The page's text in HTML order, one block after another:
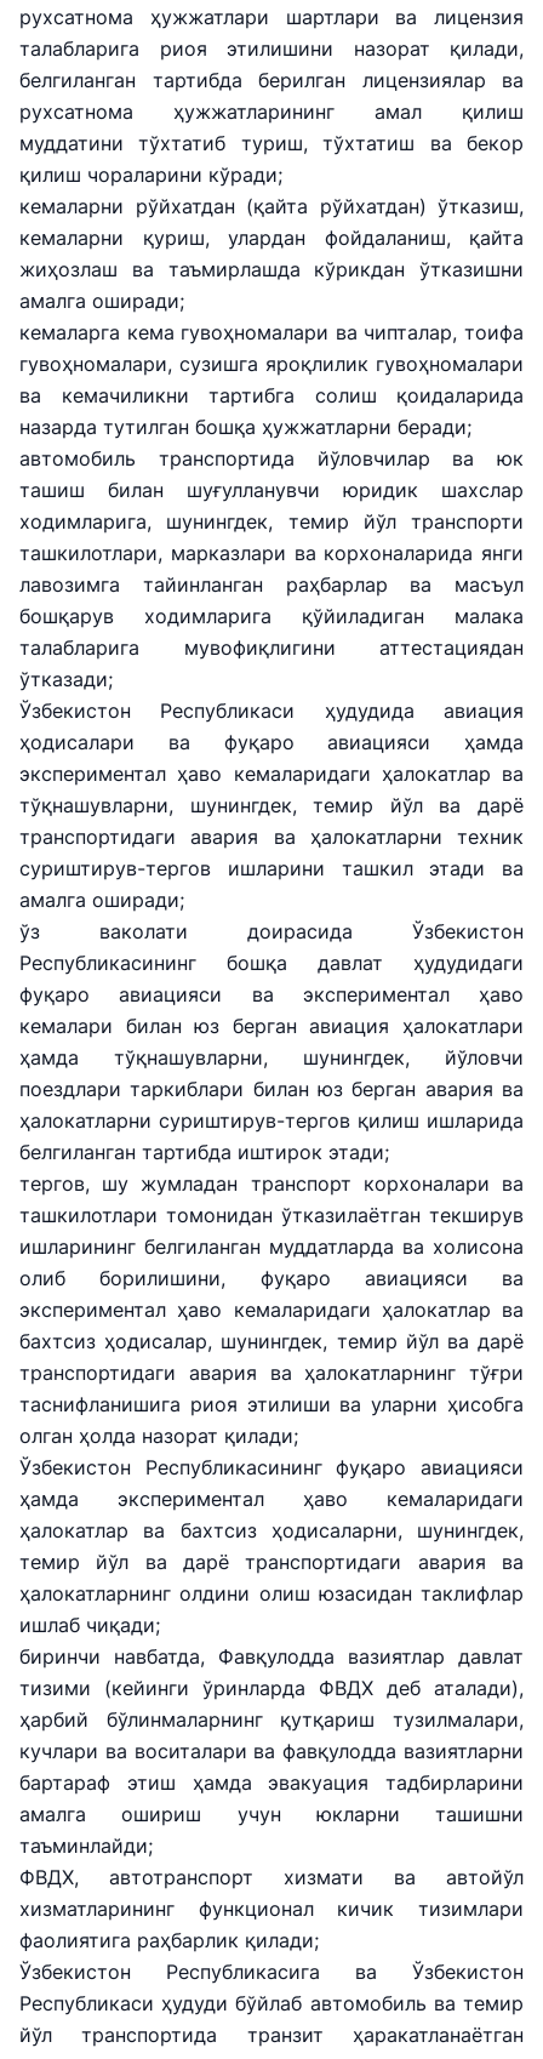
рухсатнома ҳужжатлари шартлари ва лицензия
талабларига риоя этилишини назорат қилади,
белгиланган тартибда берилган лицензиялар ва
рухсатнома ҳужжатларининг амал қилиш
муддатини тўхтатиб туриш, тўхтатиш ва бекор
қилиш чораларини кўради;
кемаларни рўйхатдан (қайта рўйхатдан) ўтказиш,
кемаларни қуриш, улардан фойдаланиш, қайта
жиҳозлаш ва таъмирлашда кўрикдан ўтказишни
амалга оширади;
кемаларга кема гувоҳномалари ва чипталар, тоифа
гувоҳномалари, сузишга яроқлилик гувоҳномалари
ва кемачиликни тартибга солиш қоидаларида
назарда тутилган бошқа ҳужжатларни беради;
автомобиль транспортида йўловчилар ва юк
ташиш билан шуғулланувчи юридик шахслар
ходимларига, шунингдек, темир йўл транспорти
ташкилотлари, марказлари ва корхоналарида янги
лавозимга тайинланган раҳбарлар ва масъул
бошқарув ходимларига қўйиладиган малака
талабларига мувофиқлигини аттестациядан
ўтказади;
Ўзбекистон Республикаси ҳудудида авиация
ҳодисалари ва фуқаро авиацияси ҳамда
экспериментал ҳаво кемаларидаги ҳалокатлар ва
тўқнашувларни, шунингдек, темир йўл ва дарё
транспортидаги авария ва ҳалокатларни техник
суриштирув-тергов ишларини ташкил этади ва
амалга оширади;
ўз ваколати доирасида Ўзбекистон
Республикасининг бошқа давлат ҳудудидаги
фуқаро авиацияси ва экспериментал ҳаво
кемалари билан юз берган авиация ҳалокатлари
ҳамда тўқнашувларни, шунингдек, йўловчи
поездлари таркиблари билан юз берган авария ва
ҳалокатларни суриштирув-тергов қилиш ишларида
белгиланган тартибда иштирок этади;
тергов, шу жумладан транспорт корхоналари ва
ташкилотлари томонидан ўтказилаётган текширув
ишларининг белгиланган муддатларда ва холисона
олиб борилишини, фуқаро авиацияси ва
экспериментал ҳаво кемаларидаги ҳалокатлар ва
бахтсиз ҳодисалар, шунингдек, темир йўл ва дарё
транспортидаги авария ва ҳалокатларнинг тўғри
таснифланишига риоя этилиши ва уларни ҳисобга
олган ҳолда назорат қилади;
Ўзбекистон Республикасининг фуқаро авиацияси
ҳамда экспериментал ҳаво кемаларидаги
ҳалокатлар ва бахтсиз ҳодисаларни, шунингдек,
темир йўл ва дарё транспортидаги авария ва
ҳалокатларнинг олдини олиш юзасидан таклифлар
ишлаб чиқади;
биринчи навбатда, Фавқулодда вазиятлар давлат
тизими (кейинги ўринларда ФВДХ деб аталади),
ҳарбий бўлинмаларнинг қутқариш тузилмалари,
кучлари ва воситалари ва фавқулодда вазиятларни
бартараф этиш ҳамда эвакуация тадбирларини
амалга ошириш учун юкларни ташишни
таъминлайди;
ФВДХ, автотранспорт хизмати ва автойўл
хизматларининг функционал кичик тизимлари
фаолиятига раҳбарлик қилади;
Ўзбекистон Республикасига ва Ўзбекистон
Республикаси ҳудуди бўйлаб автомобиль ва темир
йўл транспортида транзит ҳаракатланаётган